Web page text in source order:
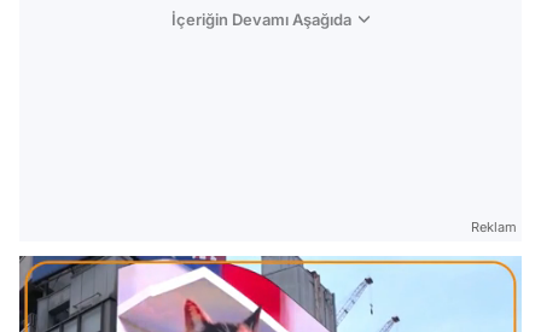
İçeriğin Devamı Aşağıda
Reklam